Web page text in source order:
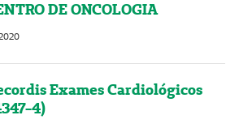
DE ONCOLOGIA
Exames Cardiológicos
4)